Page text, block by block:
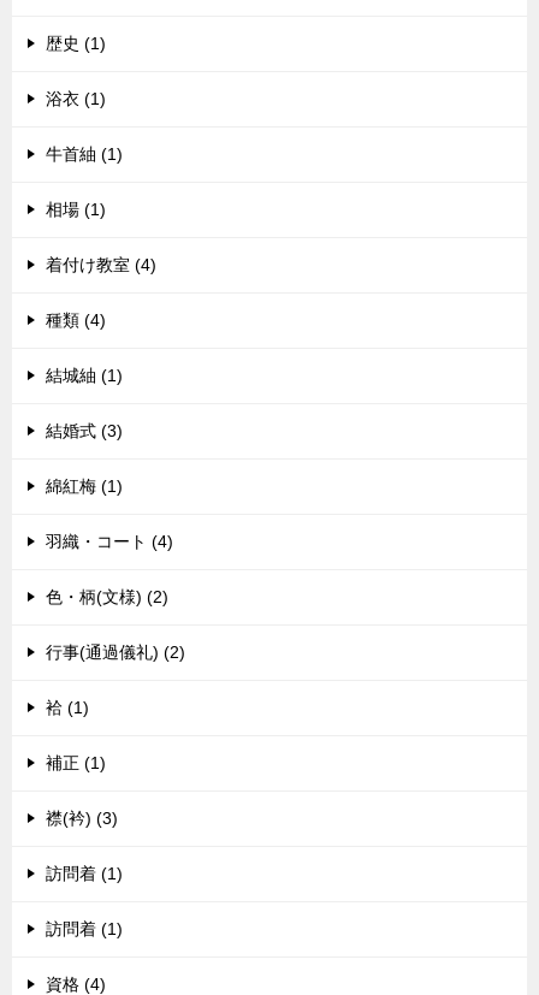
歴史 (1)
浴衣 (1)
牛首紬 (1)
相場 (1)
着付け教室 (4)
種類 (4)
結城紬 (1)
結婚式 (3)
綿紅梅 (1)
羽織・コート (4)
色・柄(文様) (2)
行事(通過儀礼) (2)
袷 (1)
補正 (1)
襟(衿) (3)
訪問着 (1)
訪問着 (1)
資格 (4)